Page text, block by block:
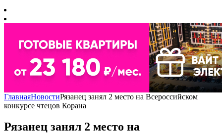
ГлавнаяНовостиРязанец занял 2 место на Всероссийском
конкурсе чтецов Корана
Рязанец занял 2 место на